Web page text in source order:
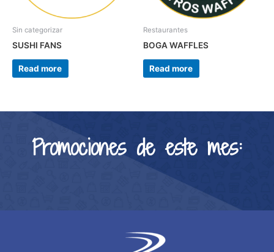
Sin categorizar
SUSHI FANS
Read more
Restaurantes
BOGA WAFFLES
Read more
Promociones de este mes: